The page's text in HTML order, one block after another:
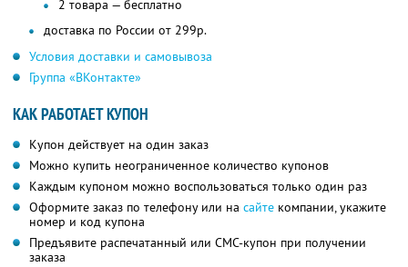
2 товара — бесплатно
доставка по России от 299р.
Условия доставки и самовывоза
Группа «ВКонтакте»
КАК РАБОТАЕТ КУПОН
Купон действует на один заказ
Можно купить неограниченное количество купонов
Каждым купоном можно воспользоваться только один раз
Оформите заказ по телефону или на сайте компании, укажите
номер и код купона
Предъявите распечатанный или СМС-купон при получении
заказа